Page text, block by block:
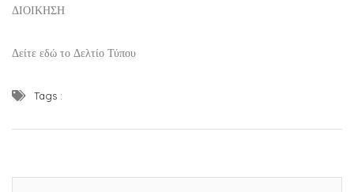
ΔΙΟΙΚΗΣΗ
Δείτε εδώ το Δελτίο Τύπου
Tags :